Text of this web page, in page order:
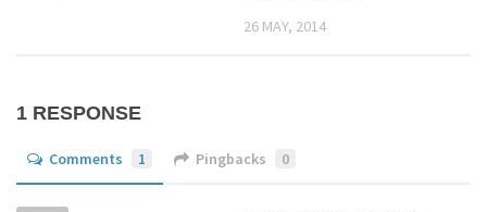
26 MAY, 2014
1 RESPONSE
Comments 1 Pingbacks 0